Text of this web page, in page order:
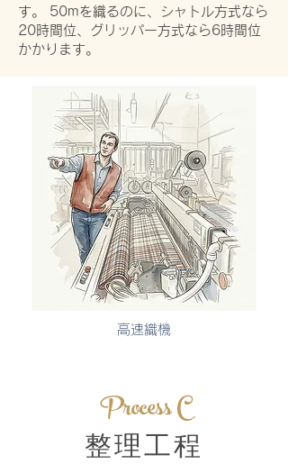
す。 50mを織るのに、シャトル方式なら
20時間位、グリッパー方式なら6時間位
かかります。
​高速織機
Process C
整理工程